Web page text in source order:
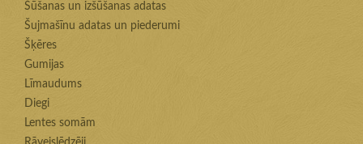
Šūšanas un izšūšanas adatas
Šujmašīnu adatas un piederumi
Šķēres
Gumijas
Līmaudums
Diegi
Lentes somām